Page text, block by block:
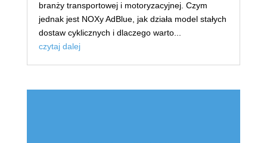
branży transportowej i motoryzacyjnej. Czym
jednak jest NOXy AdBlue, jak działa model stałych
dostaw cyklicznych i dlaczego warto...
czytaj dalej